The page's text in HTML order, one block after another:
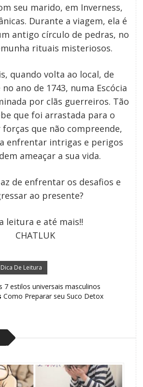
Dica De Leitura
seu marido, em Inverness,
Durante a viagem, ela é
antigo círculo de pedras, no
rituais misteriosos.
quando volta ao local, de
ano de 1743, numa Escócia
por clãs guerreiros. Tão
que foi arrastada para o
que não compreende,
enfrentar intrigas e perigos
ameaçar a sua vida.
de enfrentar os desafios e
ao presente?
leitura e até mais!!
CHATLUK
7 estilos universais masculinos
Como Preparar seu Suco Detox